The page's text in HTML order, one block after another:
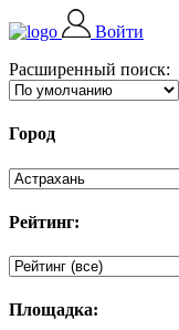
Войти
Расширенный поиск:
Город
Рейтинг:
Площадка: